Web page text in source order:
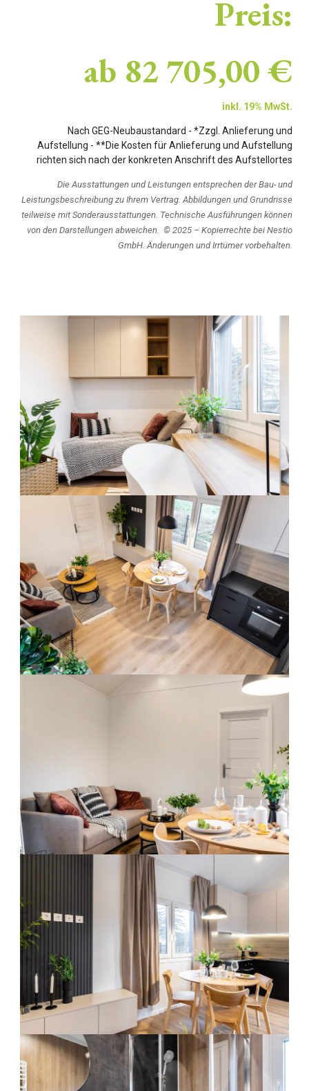
Preis:
ab 82 705,00 €
inkl. 19% MwSt.
Nach GEG-Neubaustandard - *Zzgl. Anlieferung und
Aufstellung - **Die Kosten für Anlieferung und Aufstellung
richten sich nach der konkreten Anschrift des Aufstellortes
Die Ausstattungen und Leistungen entsprechen der Bau- und
Leistungsbeschreibung zu Ihrem Vertrag. Abbildungen und Grundrisse
teilweise mit Sonderausstattungen. Technische Ausführungen können
von den Darstellungen abweichen. © 2025 – Kopierrechte bei Nestio
GmbH. Änderungen und Irrtümer vorbehalten.